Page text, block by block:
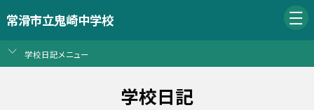
常滑市立鬼崎中学校
学校日記メニュー
学校日記